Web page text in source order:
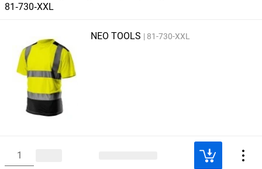
81‑730‑XXL
NEO TOOLS 81-730-XXL